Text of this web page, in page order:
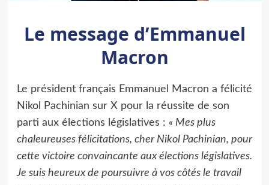
Le message d’Emmanuel
Macron
Le président français Emmanuel Macron a félicité
Nikol Pachinian sur X pour la réussite de son
parti aux élections législatives : « Mes plus
chaleureuses félicitations, cher Nikol Pachinian, pour
cette victoire convaincante aux élections législatives.
Je suis heureux de poursuivre à vos côtés le travail